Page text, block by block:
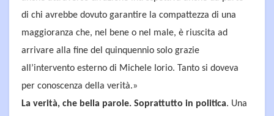
di chi avrebbe dovuto garantire la compattezza di una
maggioranza che, nel bene o nel male, è riuscita ad
arrivare alla fine del quinquennio solo grazie
all’intervento esterno di Michele Iorio. Tanto si doveva
per conoscenza della verità.»
La verità, che bella parole. Soprattutto in politica. Una